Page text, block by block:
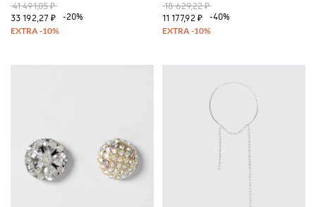
41 491,05 ₽
33 192,27 ₽
-20%
18 629,22 ₽
11 177,92 ₽
-40%